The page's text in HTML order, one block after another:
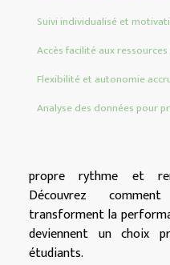
Suivi individualisé et
Accès facilité aux
Flexibilité et autonomie
Analyse des données pour
propre rythme et
Découvrez
transforment la
deviennent un choix
étudiants.